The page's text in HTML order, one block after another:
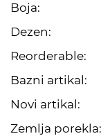
Boja:
Dezen:
Reorderable:
Bazni artikal:
Novi artikal:
Zemlja porekla: